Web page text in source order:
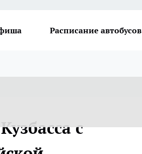
Расписание автобусов
с